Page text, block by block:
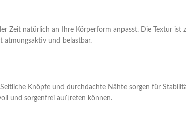
Zeit natürlich an Ihre Körperform anpasst. Die Textur
atmungsaktiv und belastbar.
Knöpfe und durchdachte Nähte sorgen für
und sorgenfrei auftreten können.